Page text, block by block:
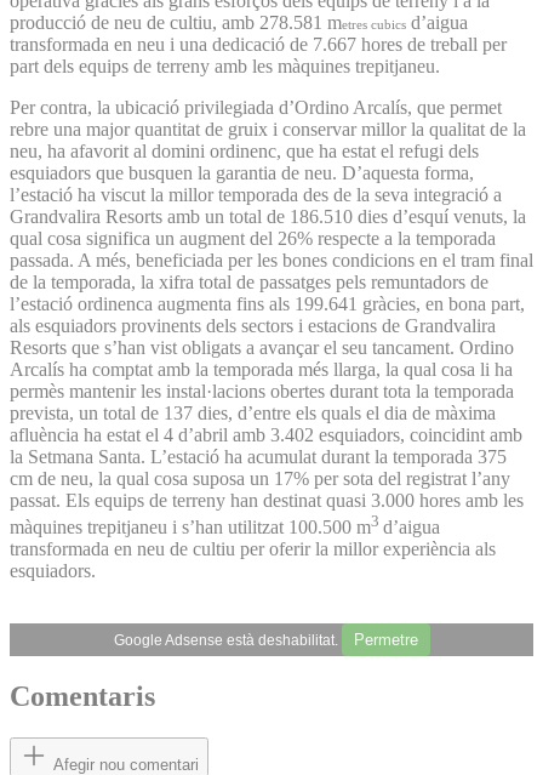
producció de neu de cultiu, amb 278.581 metres cubics d’aigua
transformada en neu i una dedicació de 7.667 hores de treball per
part dels equips de terreny amb les màquines trepitjaneu.
Per contra, la ubicació privilegiada d’Ordino Arcalís, que permet
rebre una major quantitat de gruix i conservar millor la qualitat de la
neu, ha afavorit al domini ordinenc, que ha estat el refugi dels
esquiadors que busquen la garantia de neu. D’aquesta forma,
l’estació ha viscut la millor temporada des de la seva integració a
Grandvalira Resorts amb un total de 186.510 dies d’esquí venuts, la
qual cosa significa un augment del 26% respecte a la temporada
passada. A més, beneficiada per les bones condicions en el tram final
de la temporada, la xifra total de passatges pels remuntadors de
l’estació ordinenca augmenta fins als 199.641 gràcies, en bona part,
als esquiadors provinents dels sectors i estacions de Grandvalira
Resorts que s’han vist obligats a avançar el seu tancament. Ordino
Arcalís ha comptat amb la temporada més llarga, la qual cosa li ha
permès mantenir les instal·lacions obertes durant tota la temporada
prevista, un total de 137 dies, d’entre els quals el dia de màxima
afluència ha estat el 4 d’abril amb 3.402 esquiadors, coincidint amb
la Setmana Santa. L’estació ha acumulat durant la temporada 375
cm de neu, la qual cosa suposa un 17% per sota del registrat l’any
passat. Els equips de terreny han destinat quasi 3.000 hores amb les
màquines trepitjaneu i s’han utilitzat 100.500 m3 d’aigua
transformada en neu de cultiu per oferir la millor experiència als
esquiadors.
Google Adsense està deshabilitat. Permetre
Comentaris
Afegir nou comentari